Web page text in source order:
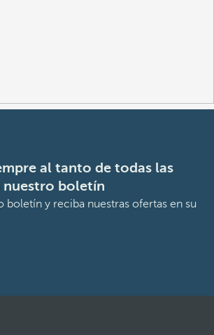
al tanto de todas las
nuestro boletín
boletín y reciba nuestras ofertas en su